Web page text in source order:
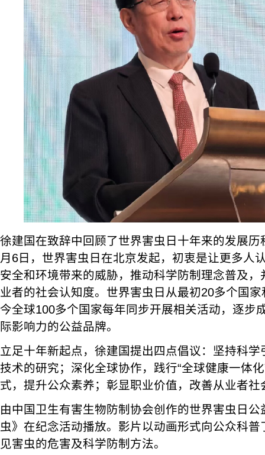
徐建国在致辞中回顾了世界害虫日十年来的发展历
月6日，世界害虫日在北京发起，初衷是让更多人
安全和环境带来的威胁，推动科学防制理念普及
业者的社会认知度。世界害虫日从最初20多个国
今全球100多个国家每年同步开展相关活动，逐步
际影响力的公益品牌。
立足十年新起点，徐建国提出四点倡议：坚持科
技术的研究；深化全球协作，践行“全球健康一体
式，提升公众素养；彰显职业价值，改善从业者社
由中国卫生有害生物防制协会创作的世界害虫日
虫》在纪念活动播放。影片以动画形式向公众科
见害虫的危害及科学防制方法。